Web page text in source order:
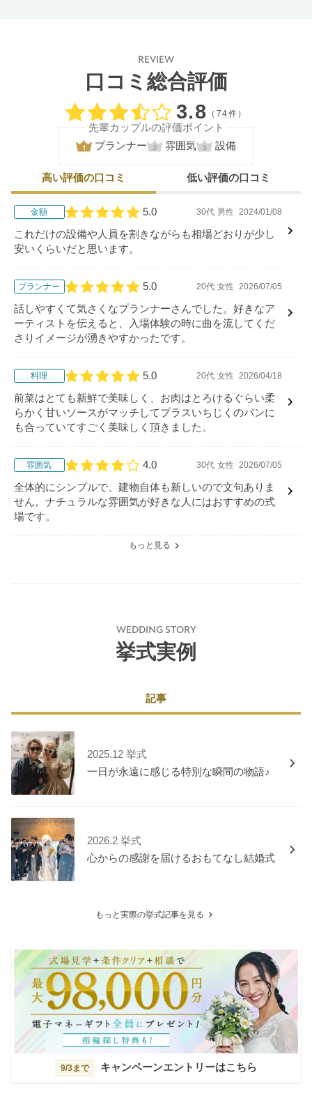
REVIEW
口コミ総合評価
口コミ評価
3.8 （74件）
先輩カップルの評価ポイント
プランナー
雰囲気 設備
高い評価の口コミ 低い評価の口コミ
金額
口コミ評価
5.0 30代 男性 2024/01/08
これだけの設備や人員を割きながらも相場どおりが少し
安いくらいだと思います。
プランナー
口コミ評価
5.0 20代 女性 2026/07/05
話しやすくて気さくなプランナーさんでした。好きなア
ーティストを伝えると、入場体験の時に曲を流してくだ
さりイメージが湧きやすかったです。
料理
口コミ評価
5.0 20代 女性 2026/04/18
前菜はとても新鮮で美味しく、お肉はとろけるぐらい柔
らかく甘いソースがマッチしてプラスいちじくのパンに
も合っていてすごく美味しく頂きました。
雰囲気
口コミ評価
4.0 30代 女性 2026/07/05
全体的にシンプルで、建物自体も新しいので文句ありま
せん。ナチュラルな雰囲気が好きな人にはおすすめの式
場です。
もっと見る
WEDDING STORY
挙式実例
記事
2025.12 挙式
一日が永遠に感じる特別な瞬間の物語♪
2026.2 挙式
心からの感謝を届けるおもてなし結婚式
もっと実際の挙式記事を見る
9/3まで キャンペーンエントリーはこちら